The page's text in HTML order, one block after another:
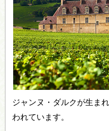
ジャンヌ・ダルクが生まれ
われています。